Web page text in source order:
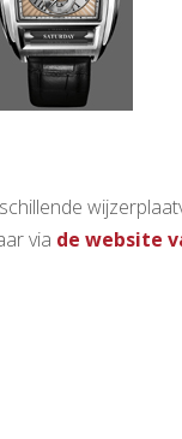
via de website